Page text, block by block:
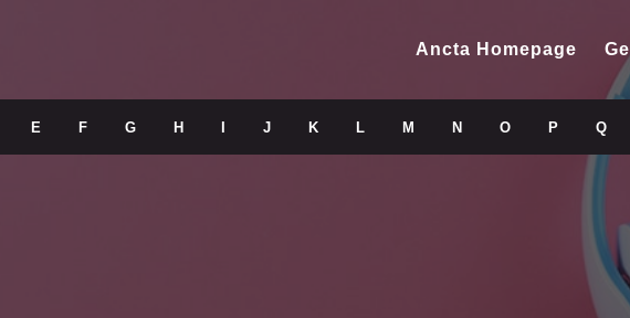
Ancta Homepage
E F G H J K L M N O P Q